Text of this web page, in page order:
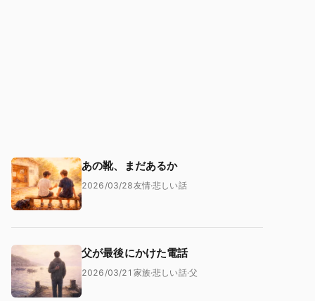
あの靴、まだあるか
2026/03/28友情·悲しい話
父が最後にかけた電話
2026/03/21 家族·悲しい話·父